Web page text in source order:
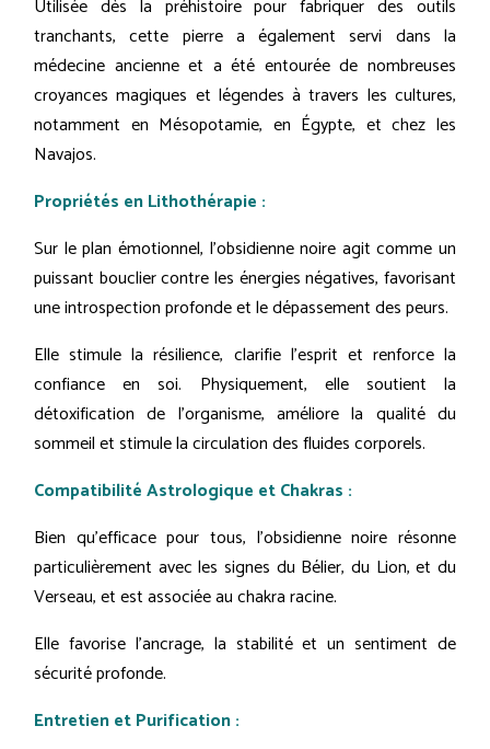
Utilisée dès la préhistoire pour fabriquer des outils
tranchants, cette pierre a également servi dans la
médecine ancienne et a été entourée de nombreuses
croyances magiques et légendes à travers les cultures,
notamment en Mésopotamie, en Égypte, et chez les
Navajos.
Propriétés en Lithothérapie :
Sur le plan émotionnel, l'obsidienne noire agit comme un
puissant bouclier contre les énergies négatives, favorisant
une introspection profonde et le dépassement des peurs.
Elle stimule la résilience, clarifie l'esprit et renforce la
confiance en soi. Physiquement, elle soutient la
détoxification de l'organisme, améliore la qualité du
sommeil et stimule la circulation des fluides corporels.
Compatibilité Astrologique et Chakras :
Bien qu'efficace pour tous, l'obsidienne noire résonne
particulièrement avec les signes du Bélier, du Lion, et du
Verseau, et est associée au chakra racine.
Elle favorise l'ancrage, la stabilité et un sentiment de
sécurité profonde.
Entretien et Purification :